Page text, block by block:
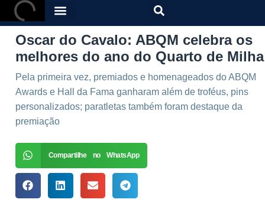
Oscar do Cavalo: ABQM celebra os
melhores do ano do Quarto de Milha
Pela primeira vez, premiados e homenageados do ABQM
Awards e Hall da Fama ganharam além de troféus, pins
personalizados; paratletas também foram destaque da
premiação
Compartilhe no WhatsApp